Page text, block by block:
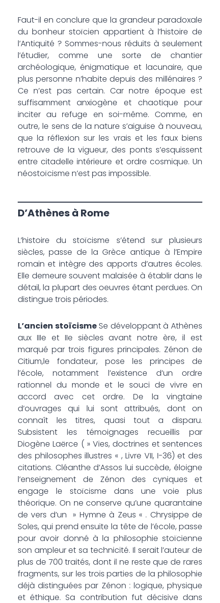
Faut-il en conclure que la grandeur paradoxale
du bonheur stoïcien appartient à l’histoire de
l’Antiquité ? Sommes-nous réduits à seulement
l’étudier, comme une sorte de chantier
archéologique, énigmatique et lacunaire, que
plus personne n’habite depuis des millénaires ?
Ce n’est pas certain. Car notre époque est
suffisamment anxiogène et chaotique pour
inciter au refuge en soi-même. Comme, en
outre, le sens de la nature s’aiguise à nouveau,
que la réflexion sur les vrais et les faux biens
retrouve de la vigueur, des ponts s’esquissent
entre citadelle intérieure et ordre cosmique. Un
néostoïcisme n’est pas impossible.
D’Athènes à Rome
L’histoire du stoïcisme s’étend sur plusieurs
siècles, passe de la Grèce antique à l’Empire
romain et intègre des apports d’autres écoles.
Elle demeure souvent malaisée à établir dans le
détail, la plupart des oeuvres étant perdues. On
distingue trois périodes.
L’ancien stoïcismeSe développant à Athènes
aux IIIe et IIe siècles avant notre ère, il est
marqué par trois figures principales. Zénon de
Citium,le fondateur, pose les principes de
l’école, notamment l’existence d’un ordre
rationnel du monde et le souci de vivre en
accord avec cet ordre. De la vingtaine
d’ouvrages qui lui sont attribués, dont on
connaît les titres, quasi tout a disparu.
Subsistent les témoignages recueillis par
Diogène Laërce ( » Vies, doctrines et sentences
des philosophes illustres « , Livre VII, I-36) et des
citations. Cléanthe d’Assos lui succède, éloigne
l’enseignement de Zénon des cyniques et
engage le stoïcisme dans une voie plus
théorique. On ne conserve qu’une quarantaine
de vers d’un » Hymne à Zeus « . Chrysippe de
Soles, qui prend ensuite la tête de l’école, passe
pour avoir donné à la philosophie stoïcienne
son ampleur et sa technicité. Il serait l’auteur de
plus de 700 traités, dont il ne reste que de rares
fragments, sur les trois parties de la philosophie
déjà distinguées par Zénon : logique, physique
et éthique. Sa contribution fut décisive dans